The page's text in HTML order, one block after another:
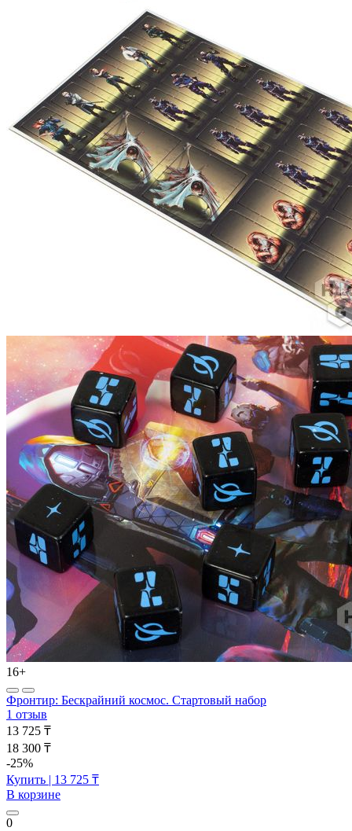
16+
Фронтир: Бескрайний космос. Стартовый набор
1 отзыв
13 725 ₸
18 300 ₸
-25%
Купить | 13 725 ₸
В корзине
0